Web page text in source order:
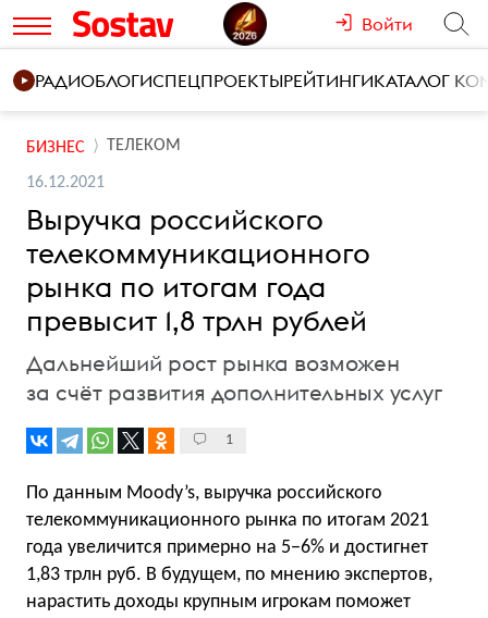
Войти
РАДИОБЛОГИСПЕЦПРОЕКТЫРЕЙТИНГИКАТАЛОГ
БИЗНЕС ТЕЛЕКОМ
16.12.2021
Выручка российского
телекоммуникационного
рынка по итогам года
превысит 1,8 трлн рублей
Дальнейший рост рынка возможен
за счёт развития дополнительных услуг
1
По данным Moody’s, выручка российского
телекоммуникационного рынка по итогам 2021
года увеличится примерно на 5−6% и достигнет
1,83 трлн руб. В будущем, по мнению экспертов,
нарастить доходы крупным игрокам поможет